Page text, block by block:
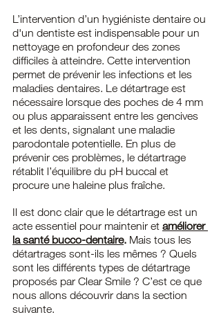
L’intervention d’un hygiéniste dentaire ou
d'un dentiste est indispensable pour un
nettoyage en profondeur des zones
difficiles à atteindre. Cette intervention
permet de prévenir les infections et les
maladies dentaires. Le détartrage est
nécessaire lorsque des poches de 4 mm
ou plus apparaissent entre les gencives
et les dents, signalant une maladie
parodontale potentielle. En plus de
prévenir ces problèmes, le détartrage
rétablit l’équilibre du pH buccal et
procure une haleine plus fraîche.
Il est donc clair que le détartrage est un
acte essentiel pour maintenir et améliorer
la santé bucco-dentaire. Mais tous les
détartrages sont-ils les mêmes ? Quels
sont les différents types de détartrage
proposés par Clear Smile ? C’est ce que
nous allons découvrir dans la section
suivante.